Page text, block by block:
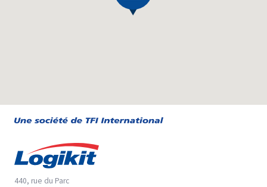
440, rue du Parc